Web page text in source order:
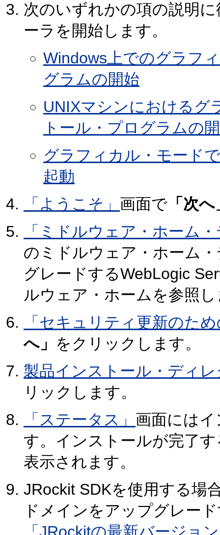
次のいずれかの項の説明
ーラを開始します。
Windows上でのグラフ
グラムの開始
UNIXマシンにおけるグ
トール・プログラムの
グラフィカル・モード
起動
「ようこそ」 画面で 「次
「ミドルウェア・ホーム
のミドルウェア・ホーム
グレードするWebLogic
ルウェア・ホームを参照
「セキュリティ更新のた
へ」 をクリックします。
製品インストール・ディ
リックします。
「ステータス」 画面には
す。インストールが完了
表示されます。
JRockit SDKを使用する場
ドメインをアップグレー